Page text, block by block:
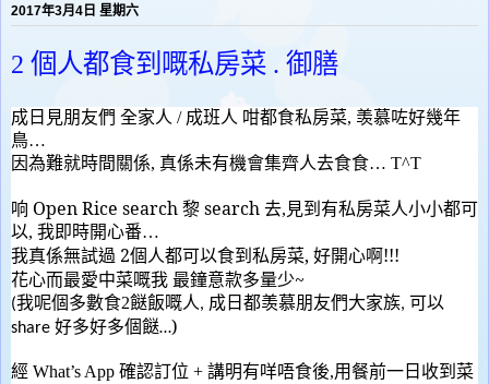
2017年3月4日 星期六
2 個人都食到嘅私房菜 . 御膳
成日見朋友們 全家人 / 成班人 咁都食私房菜, 羡慕咗好幾年
鳥…
因為難就時間關係, 真係未有機會集齊人去食食… T^T
响 Open Rice search 黎 search 去, 見到有私房菜人小小都可
以, 我即時開心番…
我真係無試過 2個人都可以食到私房菜, 好開心啊 !!!
花心而最愛中菜嘅我 最鐘意款多量少~
(我呢個多數食2餸飯嘅人, 成日都羡慕朋友們大家族, 可以
share 好多好多個餸…)
經 What’s App 確認訂位 + 講明有咩唔食後,用餐前一日收到菜